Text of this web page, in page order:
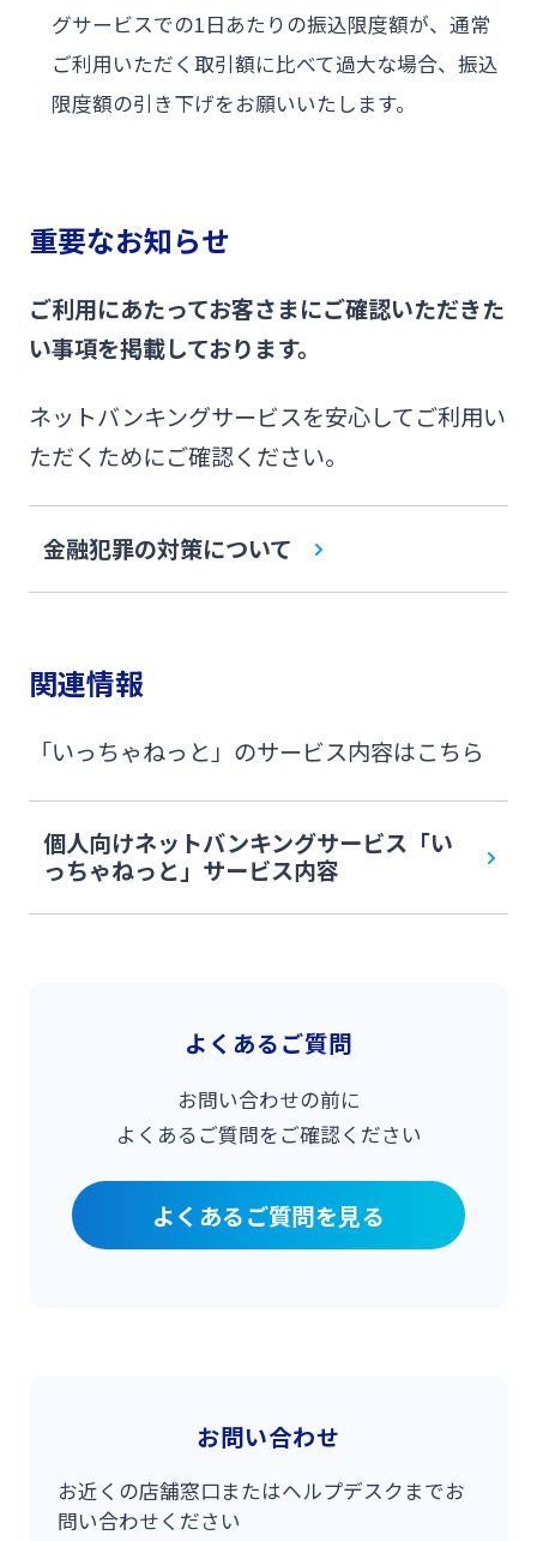
グサービスでの1日あたりの振込限度額が、通常
ご利用いただく取引額に比べて過大な場合、振込
限度額の引き下げをお願いいたします。
重要なお知らせ
ご利用にあたってお客さまにご確認いただきた
い事項を掲載しております。
ネットバンキングサービスを安心してご利用い
ただくためにご確認ください。
金融犯罪の対策について
関連情報
「いっちゃねっと」のサービス内容はこちら
個人向けネットバンキングサービス「い
っちゃねっと」サービス内容
よくあるご質問
お問い合わせの前に
よくあるご質問をご確認ください
よくあるご質問を見る
お問い合わせ
お近くの店舗窓口またはヘルプデスクまでお
問い合わせください